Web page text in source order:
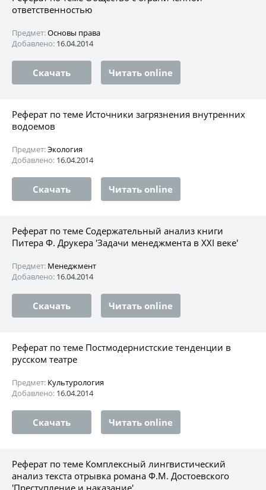
ответственностью
Предмет:Основы права
Добавлено: 16.04.2014
Скачать Читать online
Реферат по теме Источники загрязнения внутренних
водоемов
Предмет:Экология
Добавлено: 16.04.2014
Скачать Читать online
Реферат по теме Содержательный анализ книги
Питера Ф. Друкера 'Задачи менеджмента в XXI веке'
Предмет: Менеджмент
Добавлено: 16.04.2014
Скачать Читать online
Реферат по теме Постмодернистские тенденции в
русском театре
Предмет: Культурология
Добавлено: 16.04.2014
Скачать Читать online
Реферат по теме Комплексный лингвистический
анализ текста отрывка романа Ф.М. Достоевского
'Преступление и наказание'